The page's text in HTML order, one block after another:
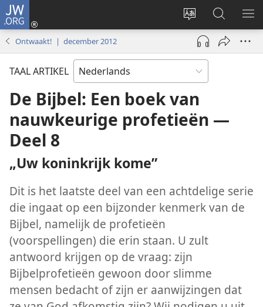
JW.ORG
Taal
site
wijzigen
Inloggen
(opent
nieuw
venster)
Zoeken
op
JW.ORG
Ontwaakt! | december 2012
TAAL ARTIKEL
De Bijbel: Een boek van
nauwkeurige profetieën —
Deel 8
„Uw koninkrijk kome”
Dit is het laatste deel van een achtdelige serie
die ingaat op een bijzonder kenmerk van de
Bijbel, namelijk de profetieën
(voorspellingen) die erin staan. U zult
antwoord krijgen op de vraag: zijn
Bijbelprofetieën gewoon door slimme
mensen bedacht of zijn er aanwijzingen dat